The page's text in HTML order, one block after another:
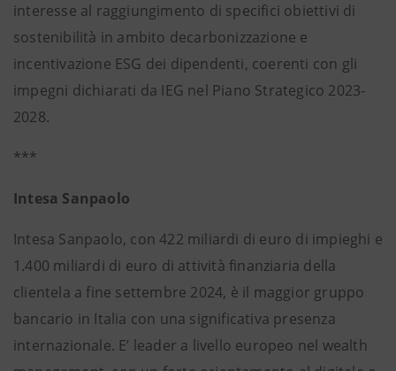
interesse al raggiungimento di specifici obiettivi di
sostenibilità in ambito decarbonizzazione e
incentivazione ESG dei dipendenti, coerenti con gli
impegni dichiarati da IEG nel Piano Strategico 2023-
2028.
***
Intesa Sanpaolo
Intesa Sanpaolo, con 422 miliardi di euro di impieghi e
1.400 miliardi di euro di attività finanziaria della
clientela a fine settembre 2024, è il maggior gruppo
bancario in Italia con una significativa presenza
internazionale. E’ leader a livello europeo nel wealth